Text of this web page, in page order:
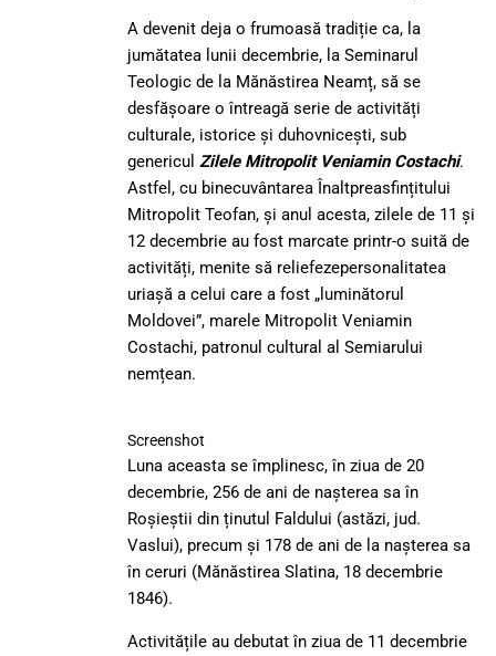
A devenit deja o frumoasă tradiție ca, la
jumătatea lunii decembrie, la Seminarul
Teologic de la Mănăstirea Neamț, să se
desfășoare o întreagă serie de activități
culturale, istorice și duhovnicești, sub
genericul Zilele Mitropolit Veniamin Costachi.
Astfel, cu binecuvântarea Înaltpreasfințitului
Mitropolit Teofan, și anul acesta, zilele de 11 și
12 decembrie au fost marcate printr-o suită de
activități, menite să reliefezepersonalitatea
uriașă a celui care a fost „luminătorul
Moldovei”, marele Mitropolit Veniamin
Costachi, patronul cultural al Semiarului
nemțean.
Screenshot
Luna aceasta se împlinesc, în ziua de 20
decembrie, 256 de ani de nașterea sa în
Roșieștii din ținutul Faldului (astăzi, jud.
Vaslui), precum și 178 de ani de la nașterea sa
în ceruri (Mănăstirea Slatina, 18 decembrie
1846).
Activitățile au debutat în ziua de 11 decembrie